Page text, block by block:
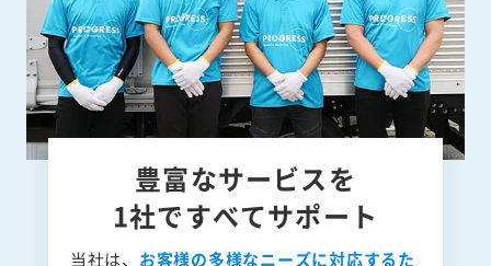
豊富なサービスを
1社ですべてサポート
当社は、 お客様の多様なニーズに対応するた